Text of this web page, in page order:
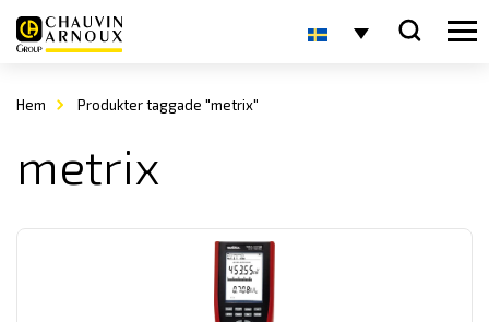
Hem Produkter taggade "metrix"
metrix